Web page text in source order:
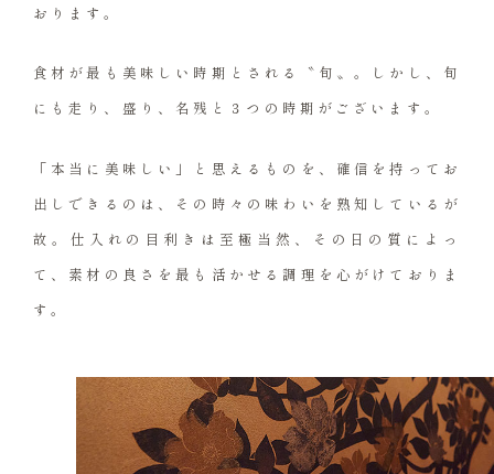
おります。
食材が最も美味しい時期とされる〝旬〟。
しかし、旬
にも走り、盛り、名残と ３つの時期がございます。
「本当に美味しい」と思えるものを、 確信を持ってお
出しできるのは、 その時々の味わいを熟知しているが
故。 仕入れの目利きは至極当然、その日の質によっ
て、 素材の良さを最も活かせる調理を心がけておりま
す。